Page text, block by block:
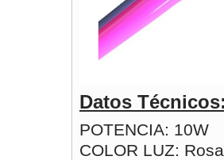
Datos
POTENCIA: 10W
COLOR LUZ: Rosa